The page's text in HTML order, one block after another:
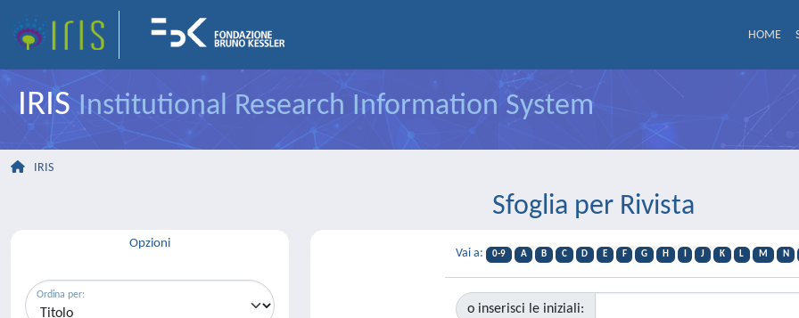
HOME
IRISInstitutional Research Information System
IRIS
Sfoglia per Rivista
Opzioni
Ordina per:
Vai a: 0-9 A B C D E F G H J K L M N
o inserisci le iniziali: